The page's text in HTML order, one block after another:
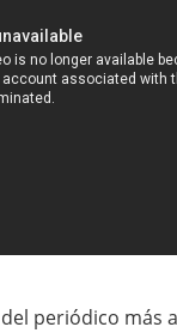
periódico más